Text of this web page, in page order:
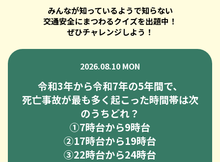
みんなが知っているようで知らない
交通安全にまつわるクイズを出題中！
ぜひチャレンジしよう！
2026.08.10 MON
令和3年から令和7年の5年間で、
死亡事故が最も多く起こった時間帯は次
のうちどれ？
➀7時台から9時台
②17時台から19時台
③22時台から24時台